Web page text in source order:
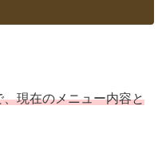
現在のメニュー内容と